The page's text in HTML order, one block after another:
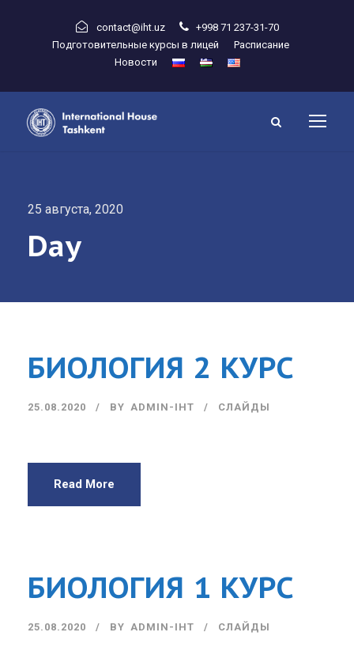
contact@iht.uz
+998 71 237-31-70
Подготовительные курсы в лицей
Расписание
Новости
25 августа, 2020
Day
БИОЛОГИЯ 2 КУРС
25.08.2020 BY ADMIN-IHT СЛАЙДЫ
Read More
БИОЛОГИЯ 1 КУРС
25.08.2020 BY ADMIN-IHT СЛАЙДЫ